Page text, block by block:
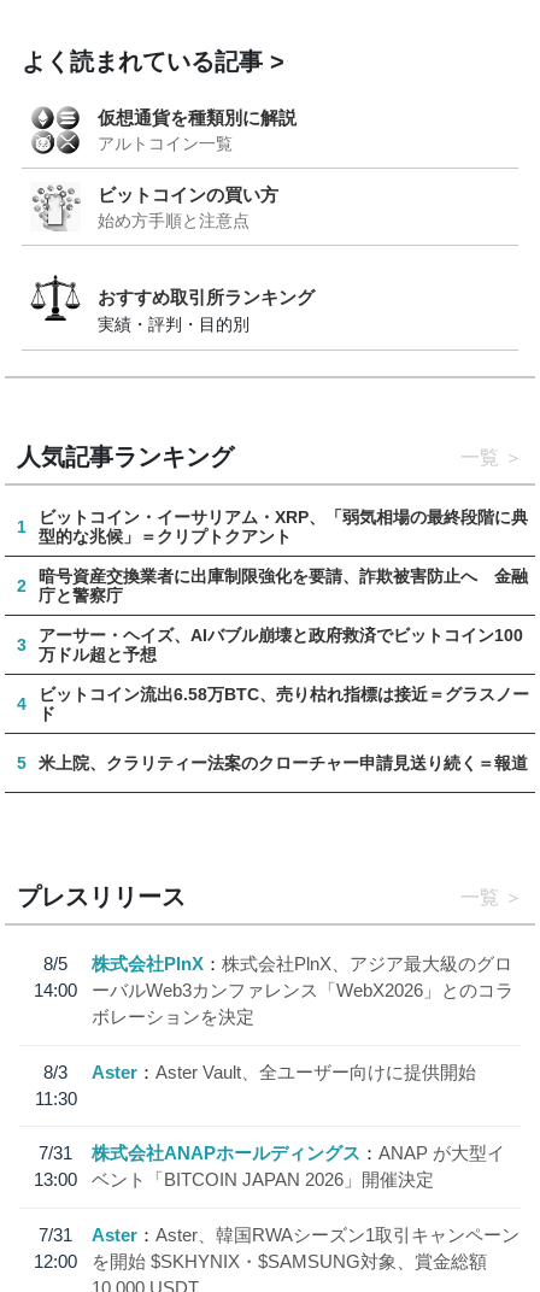
よく読まれている記事
仮想通貨を種類別に解説
アルトコイン一覧
ビットコインの買い方
始め方手順と注意点
おすすめ取引所ランキング
実績・評判・目的別
人気記事ランキング 一覧
1
ビットコイン・イーサリアム・XRP、「弱気相場の最終段階に典
型的な兆候」＝クリプトクアント
2
暗号資産交換業者に出庫制限強化を要請、詐欺被害防止へ 金融
庁と警察庁
3
アーサー・ヘイズ、AIバブル崩壊と政府救済でビットコイン100
万ドル超と予想
4
ビットコイン流出6.58万BTC、売り枯れ指標は接近＝グラスノー
ド
5 米上院、クラリティー法案のクローチャー申請見送り続く＝報道
プレスリリース 一覧
8/5
14:00
株式会社PlnX
株式会社PlnX、アジア最大級のグロ
ーバルWeb3カンファレンス「WebX2026」とのコラ
ボレーションを決定
8/3
11:30
Aster Aster Vault、全ユーザー向けに提供開始
7/31
13:00
株式会社ANAPホールディングス
ANAP が大型イ
ベント「BITCOIN JAPAN 2026」開催決定
7/31
12:00
Aster
Aster、韓国RWAシーズン1取引キャンペーン
を開始 $SKHYNIX・$SAMSUNG対象、賞金総額
10,000 USDT